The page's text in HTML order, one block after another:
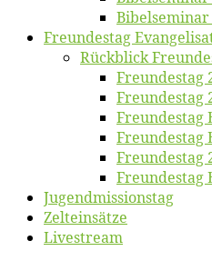
Bibelsemi­nar
Freun­des­tag
Rück­blick
Freun­des­tag
Freun­des­tag
Freun­des­tag
Freun­des­tag
Freun­des­tag
Freun­des­tag
Jugend­mis­sions­tag
Zelt­ein­sät­ze
Live­stream